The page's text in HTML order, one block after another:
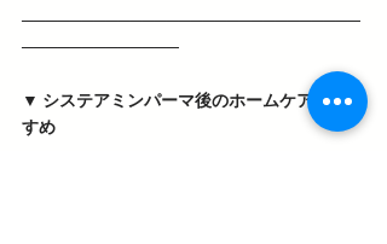
────────────────────────────
─────────────
▼ システアミンパーマ後のホームケアにおす
すめ